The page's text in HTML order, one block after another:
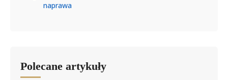
naprawa
Polecane artykuły